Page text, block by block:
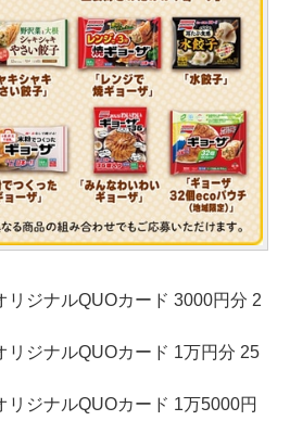
リジナルQUOカード 3000円分 2
リジナルQUOカード 1万円分 25
リジナルQUOカード 1万5000円